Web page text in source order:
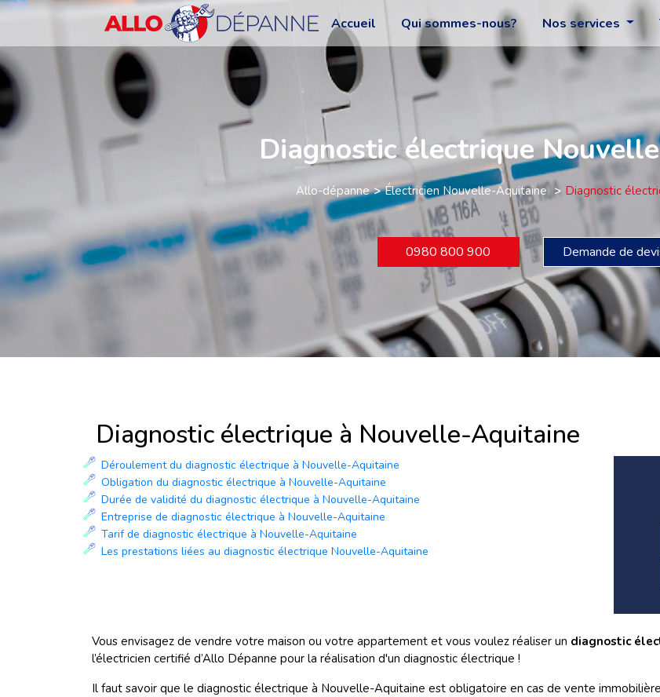
Accueil Qui sommes-nous? Nos services
Diagnostic électrique
Allo-dépanne Électricien Nouvelle-Aquitaine Diagnostic
0980 800 900 Demande de
Diagnostic électrique à Nouvelle-Aquitaine
Déroulement du diagnostic électrique à Nouvelle-Aquitaine
Obligation du diagnostic électrique à Nouvelle-Aquitaine
Durée de validité du diagnostic électrique à Nouvelle-Aquitaine
Entreprise de diagnostic électrique à Nouvelle-Aquitaine
Tarif de diagnostic électrique à Nouvelle-Aquitaine
Les prestations liées au diagnostic électrique Nouvelle-Aquitaine
Vous envisagez de vendre votre maison ou votre appartement et vous voulez réaliser un diagnostic
l’électricien certifié d’Allo Dépanne pour la réalisation d'un diagnostic électrique !
Il faut savoir que le diagnostic électrique à Nouvelle-Aquitaine est obligatoire en cas de vente